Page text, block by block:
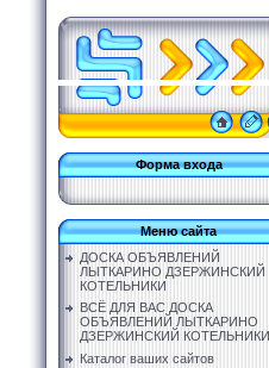
Форма входа
Меню сайта
ДОСКА ОБЪЯВЛЕНИЙ
ЛЫТКАРИНО ДЗЕРЖИНСКИЙ
КОТЕЛЬНИКИ
ВСЁ ДЛЯ ВАС ДОСКА
ОБЪЯВЛЕНИЙ ЛЫТКАРИНО
ДЗЕРЖИНСКИЙ КОТЕЛЬНИКИ
Каталог ваших сайтов